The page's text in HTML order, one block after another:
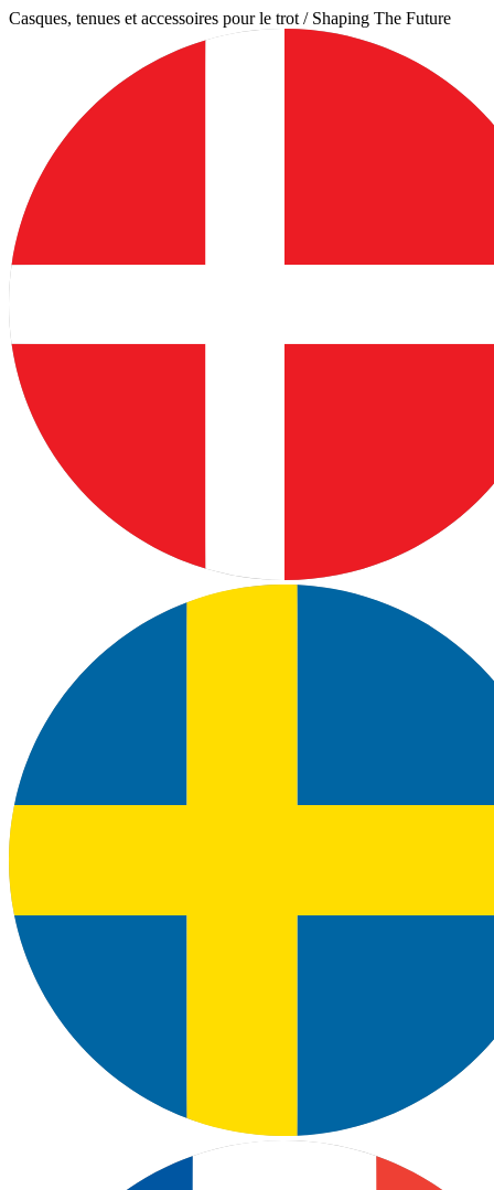
Aller
Casques, tenues et accessoires pour le trot / Shaping The Future